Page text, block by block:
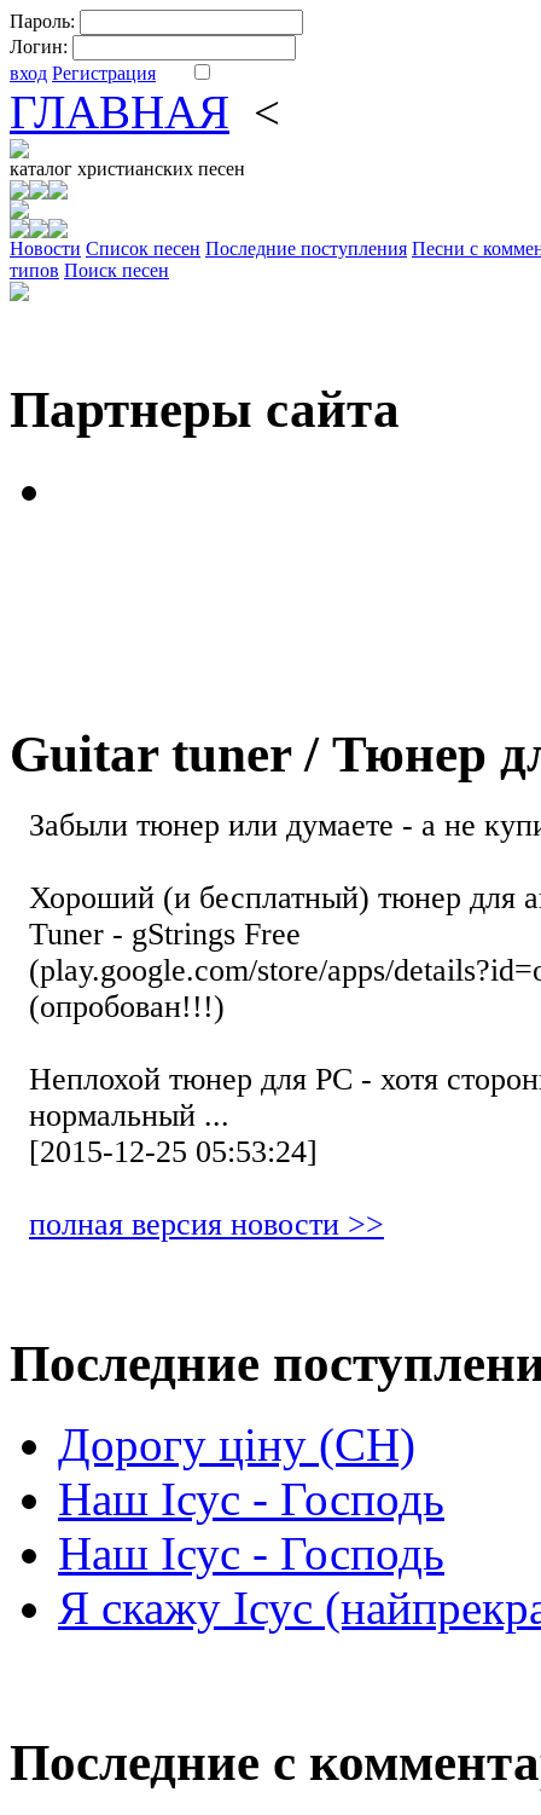
Пароль:
Логин:
вход Регистрация
ГЛАВНАЯ <
каталог христианских песен
Новости Cписок песен Последние поступления Песни с
типов Поиск песен
Партнеры сайта
Guitar tuner / Тюнер
Забыли тюнер или думаете - а не
Хороший (и бесплатный) тюнер для
Tuner - gStrings Free
(play.google.com/store/apps/
(опробован!!!)
Неплохой тюнер для РС - хотя
нормальный ...
[2015-12-25 05:53:24]
полная версия новости >>
Последние
Дорогу ціну (СН)
Наш Ісус - Господь
Наш Ісус - Господь
Я скажу Ісус
Последние с